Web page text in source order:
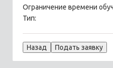
Ограничение времени
Тип: